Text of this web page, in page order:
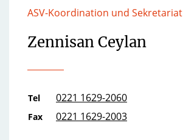
ASV-Koordination und Sekretariat
Zennisan Ceylan
Tel 0221 1629-2060
Fax 0221 1629-2003